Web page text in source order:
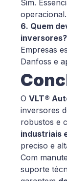
Sim.
operacional.
6. Quem
inversores?
Empresas
Danfoss e
OVLT®
inversores
robustos e
industriais
preciso e
Com
suporte